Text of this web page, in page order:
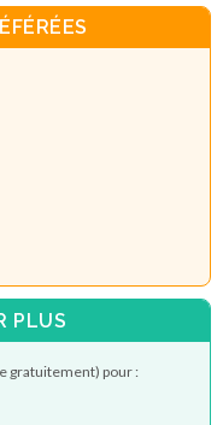
PLUS
gratuitement) pour :